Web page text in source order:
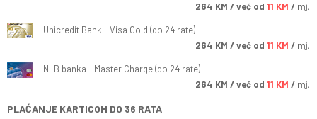
264 KM / već od 11 KM / mj.
Unicredit Bank - Visa Gold (do 24 rate)
264 KM / već od 11 KM / mj.
NLB banka - Master Charge (do 24 rate)
264 KM / već od 11 KM / mj.
PLAĆANJE KARTICOM DO 36 RATA